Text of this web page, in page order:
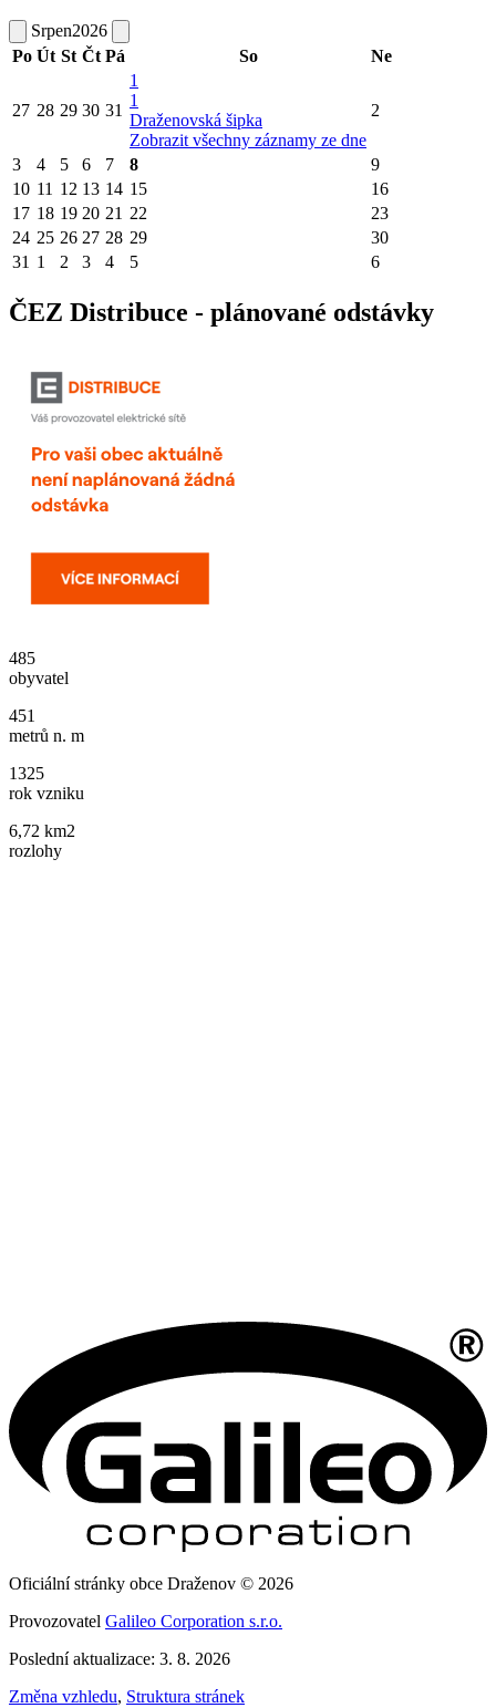
Srpen2026
Po Út St Čt Pá So Ne
27 28 29 30 31
1
1
Draženovská šipka
Zobrazit všechny záznamy ze dne
2
3 4 5 6 7 8
9
10 11 12 13 14 15
16
17 18 19 20 21 22
23
24 25 26 27 28 29
30
31 1 2 3 4 5 6
ČEZ Distribuce - plánované odstávky
485
obyvatel
451
metrů n. m
1325
rok vzniku
6,72 km2
rozlohy
Oficiální stránky obce Draženov © 2026
Provozovatel Galileo Corporation s.r.o.
Poslední aktualizace: 3. 8. 2026
Změna vzhledu, Struktura stránek